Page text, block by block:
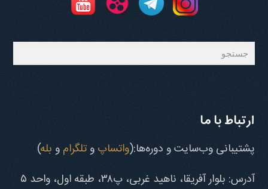
جستجو
ارتباط با ما
پشتیبانی وب‌سایت و دوره‌ها:(واتساپ و تلگرام و بله)
آدرس: بلوار آفریقا، ناهید غربی، پ۳۸، طبقه اول، واحد ۵